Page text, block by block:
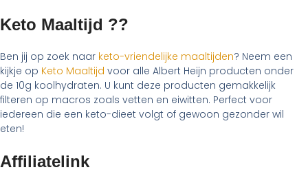
Keto Maaltijd ??
Ben jij op zoek naar keto-vriendelijke maaltijden? Neem een
kijkje op Keto Maaltijd voor alle Albert Heijn producten onder
de 10g koolhydraten. U kunt deze producten gemakkelijk
filteren op macros zoals vetten en eiwitten. Perfect voor
iedereen die een keto-dieet volgt of gewoon gezonder wil
eten!
Affiliatelink